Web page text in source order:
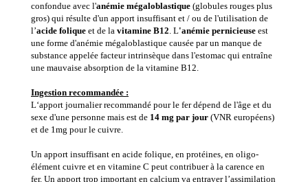
confondue avec l'anémie mégaloblastique (globules rouges plus
gros) qui résulte d'un apport insuffisant et / ou de l'utilisation de
l’acide folique et de la vitamine B12. L'anémie pernicieuse est
une forme d'anémie mégaloblastique causée par un manque de
substance appelée facteur intrinsèque dans l'estomac qui entraîne
une mauvaise absorption de la vitamine B12.
Ingestion recommandée :
L‘apport journalier recommandé pour le fer dépend de l'âge et du
sexe d'une personne mais est de 14 mg par jour (VNR européens)
et de 1mg pour le cuivre.
Un apport insuffisant en acide folique, en protéines, en oligo-
élément cuivre et en vitamine C peut contribuer à la carence en
fer. Un apport trop important en calcium va entraver l’assimilation